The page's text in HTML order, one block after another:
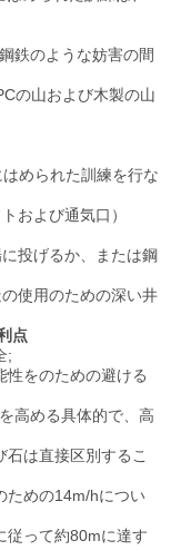
鉄のような妨害の間
の山および木製の山
められた訓練を行な
および通気口）
投げるか、または鋼
使用のための深い井
点
;
性をのための避ける
高める具体的で、高
は直接区別するこ
ための14m/hについ
従って約80mに達す